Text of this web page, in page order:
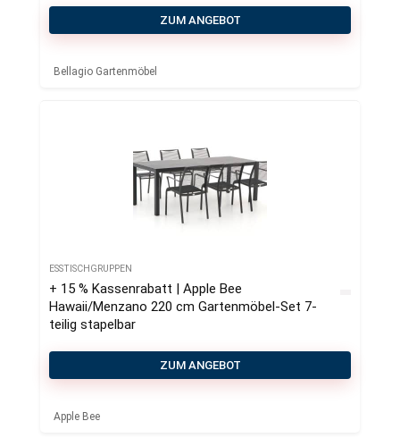
ZUM ANGEBOT
Bellagio Gartenmöbel
ESSTISCHGRUPPEN
+ 15 % Kassenrabatt | Apple Bee
Hawaii/Menzano 220 cm Gartenmöbel-Set 7-
teilig stapelbar
ZUM ANGEBOT
Apple Bee